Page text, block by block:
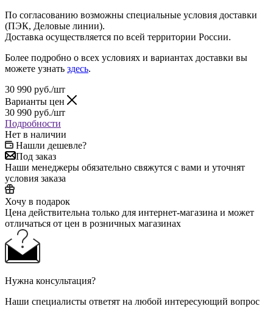
По согласованию возможны специальные условия доставки
(ПЭК, Деловые линии).
Доставка осуществляется по всей территории России.
Более подробно о всех условиях и вариантах доставки вы
можете узнать здесь.
30 990 руб./шт
Варианты цен
30 990 руб./шт
Подробности
Нет в наличии
Нашли дешевле?
Под заказ
Наши менеджеры обязательно свяжутся с вами и уточнят
условия заказа
Хочу в подарок
Цена действительна только для интернет-магазина и может
отличаться от цен в розничных магазинах
Нужна консультация?
Наши специалисты ответят на любой интересующий вопрос